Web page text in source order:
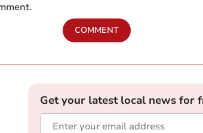
COMMENT
Get your latest local news for